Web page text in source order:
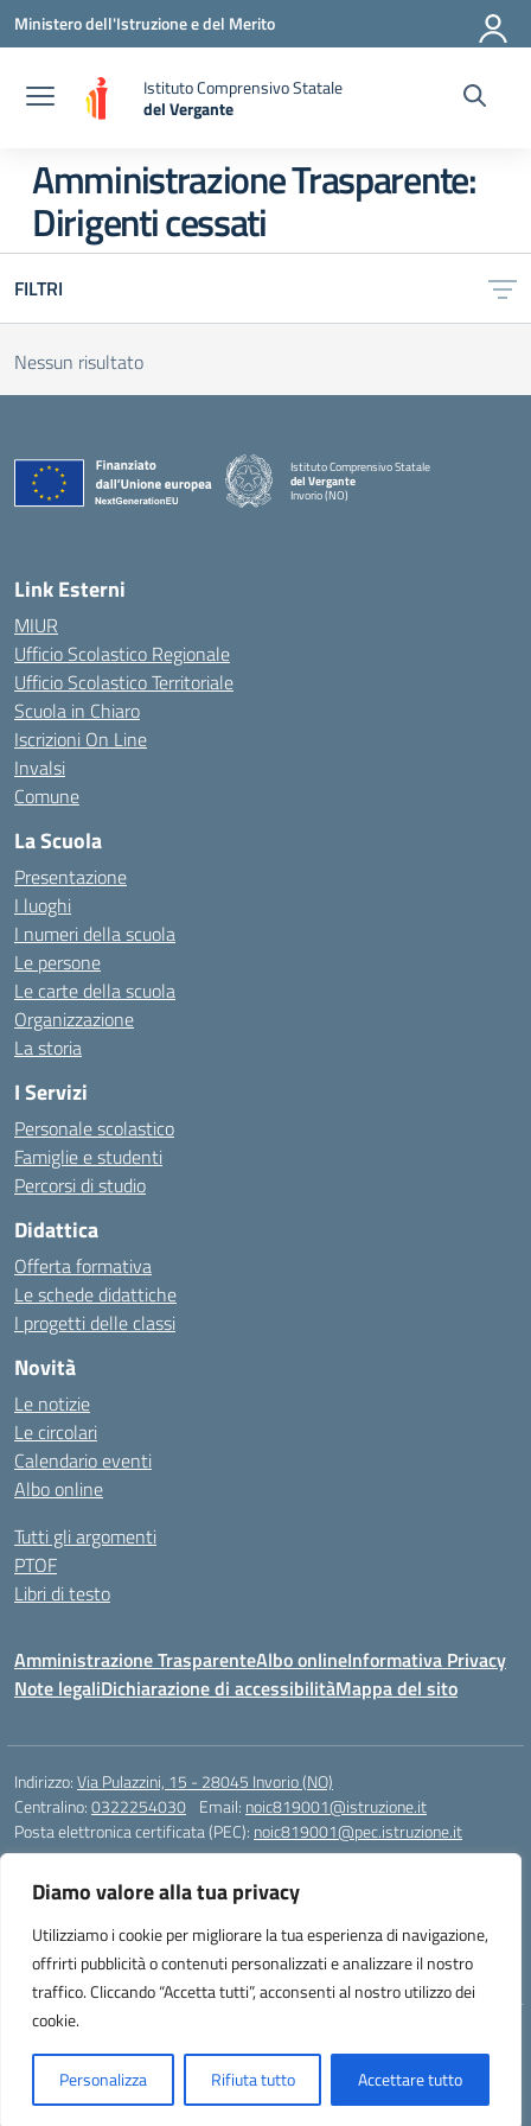
Diamo valore alla tua privacy
Utilizziamo i cookie per migliorare la tua esperienza di navigazione,
offrirti pubblicità o contenuti personalizzati e analizzare il nostro
traffico. Cliccando “Accetta tutti”, acconsenti al nostro utilizzo dei
cookie.
Personalizza Rifiuta tutto Accettare tutto
Vai ai contenuti
Vai al menu di navigazione
Vai al footer
Ministero dell'Istruzione e del Merito
Istituto Comprensivo Statale
del Vergante
— Visita la pagina iniziale della scuola
Amministrazione Trasparente:
Dirigenti cessati
FILTRI
Nessun risultato
Istituto Comprensivo Statale
del Vergante
Invorio (NO)
Link Esterni
MIUR
Ufficio Scolastico Regionale
Ufficio Scolastico Territoriale
Scuola in Chiaro
Iscrizioni On Line
Invalsi
Comune
La Scuola
Presentazione
I luoghi
I numeri della scuola
Le persone
Le carte della scuola
Organizzazione
La storia
I Servizi
Personale scolastico
Famiglie e studenti
Percorsi di studio
Didattica
Offerta formativa
Le schede didattiche
I progetti delle classi
Novità
Le notizie
Le circolari
Calendario eventi
Albo online
Tutti gli argomenti
PTOF
Libri di testo
Amministrazione TrasparenteAlbo onlineInformativa Privacy
Note legaliDichiarazione di accessibilitàMappa del sito
Indirizzo:Via Pulazzini, 15 - 28045 Invorio (NO)
Centralino:0322254030 Email: noic819001@istruzione.it
Posta elettronica certificata (PEC): noic819001@pec.istruzione.it
Codice meccanografico:NOIC819001
Codice Indice delle Pubbliche Amministrazioni (IPA): istsc_noic819001
Codice unico di fatturazione (CUF): UFZ9M3